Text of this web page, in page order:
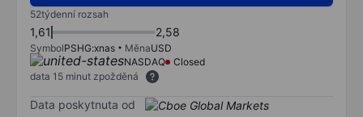
52týdenní rozsah
1,61 2,58
SymbolPSHG:xnas MěnaUSD
NASDAQ
Closed
data 15 minut zpožděná
Data poskytnuta od